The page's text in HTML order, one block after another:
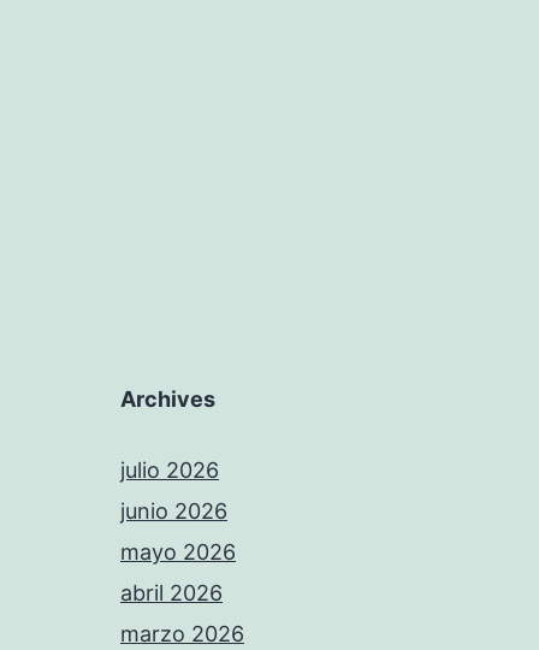
Archives
julio 2026
junio 2026
mayo 2026
abril 2026
marzo 2026